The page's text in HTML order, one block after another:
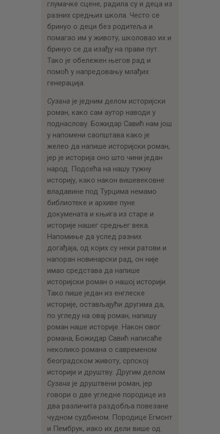
глумачке сцене, радила су и деца из
разних средњих школа. Често се
бринуо о деци без родитеља и
помагао им у животу, школовао их и
бринуо се да изађу на прави пут.
Тако је обележен његов рад и
помоћ у напредовању млађих
генерација.
Сузана је једним делом историјски
роман, како сам аутор наводи у
поднаслову. Божидар Савић нам још
у напомени саопштава како је
желео да напише историјски роман,
јер је историја оно што чини један
народ. Подсећа на нашу тужну
историју, како након вишевековне
владавине под Турцима немамо
библиотеке и архиве пуне
докумената и књига из старе и
историје нашег средњег века.
Напомиње да услед разних
догађаја, од којих су неки ратови и
напоран новинарски рад, он није
имао средстава да напише
историјски роман о нашој историји.
Тако пише један из енглеске
историје, остављајући другима да,
по угледу на овај роман, напишу
роман наше историје. Након овог
романа, Божидар Савић написаће
неколико романа о савременом
београдском животу, српској
историји и друштву. Другим делом
Сузана је друштвени роман, јер
говори о две угледне породице из
два различита раздобља повезане
чудном судбином. Породице Егмонт
и Пембрук, иако их дели више од